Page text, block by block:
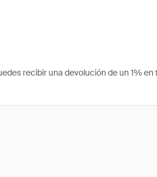
recibir una devolución de un 1% en